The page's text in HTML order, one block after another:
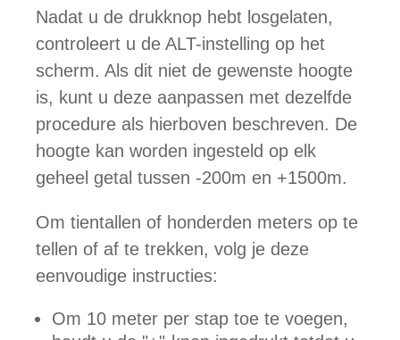
Nadat u de drukknop hebt losgelaten,
controleert u de ALT-instelling op het
scherm. Als dit niet de gewenste hoogte
is, kunt u deze aanpassen met dezelfde
procedure als hierboven beschreven. De
hoogte kan worden ingesteld op elk
geheel getal tussen -200m en +1500m.
Om tientallen of honderden meters op te
tellen of af te trekken, volg je deze
eenvoudige instructies:
Om 10 meter per stap toe te voegen,